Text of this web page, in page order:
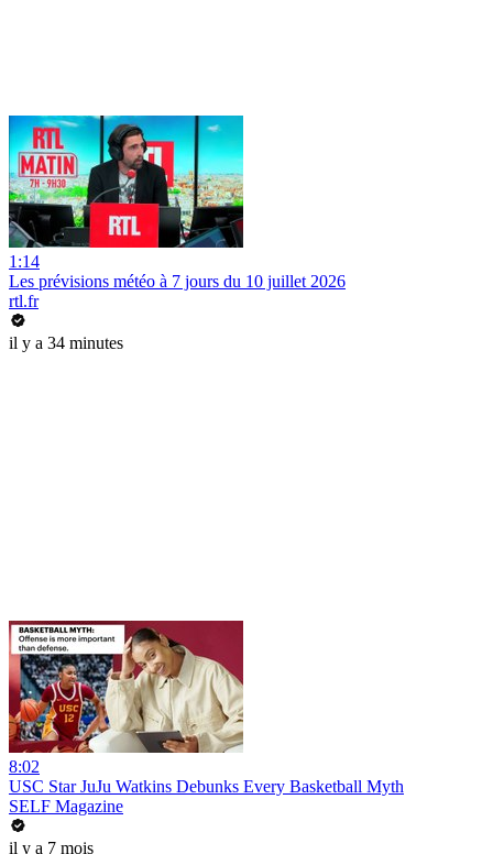
1:14
Les prévisions météo à 7 jours du 10 juillet 2026
rtl.fr
il y a 34 minutes
8:02
USC Star JuJu Watkins Debunks Every Basketball Myth
SELF Magazine
il y a 7 mois